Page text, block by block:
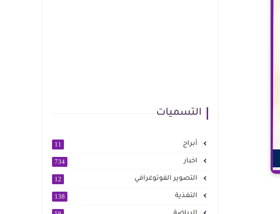
التسميات
أبراج 11
اخبار 734
التصوير الفوتوغرافي 12
التغذية 138